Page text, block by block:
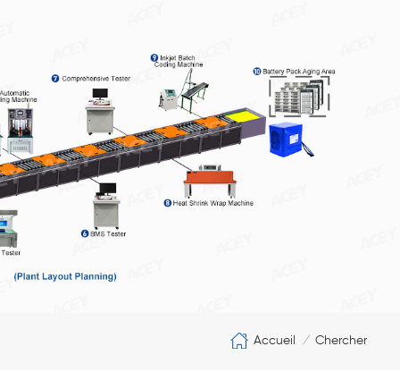
Accueil / Chercher